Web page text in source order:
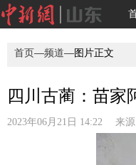
首页—频道—图片正文
四川古蔺：苗家
2023年06月21日 14:22 来源